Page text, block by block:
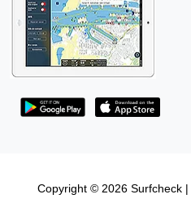
Copyright © 2026 Surfcheck |